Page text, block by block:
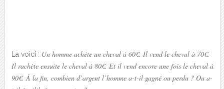
La voici : Un homme achète un cheval à 60€. Il vend le cheval à 70€.
Il rachète ensuite le cheval à 80€. Et il vend encore une fois le cheval à
90€. À la fin, combien d’argent l’homme a-t-il gagné ou perdu ? Ou a-